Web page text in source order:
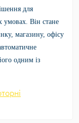
для
умовах. Він стане
магазину, офісу
одним із